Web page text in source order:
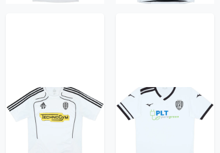
2010-11 Cesena
adidas Player Issue
Training Shirt #27 -
10/10 - (L)
418 kr / £47.99
2018-19 Cesena Home
Shirt #25 - 8/10 - (L)
418 kr / £47.99